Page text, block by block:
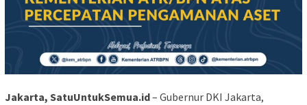
Jakarta, SatuUntukSemua.id– Gubernur DKI Jakarta,